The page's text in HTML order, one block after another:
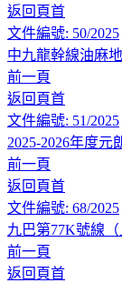
返回頁首
文件編號: 50/2025
中九龍幹線油麻
前一頁
返回頁首
文件編號: 51/2025
2025-2026年度元
前一頁
返回頁首
文件編號: 68/2025
九巴第77K號線
前一頁
返回頁首